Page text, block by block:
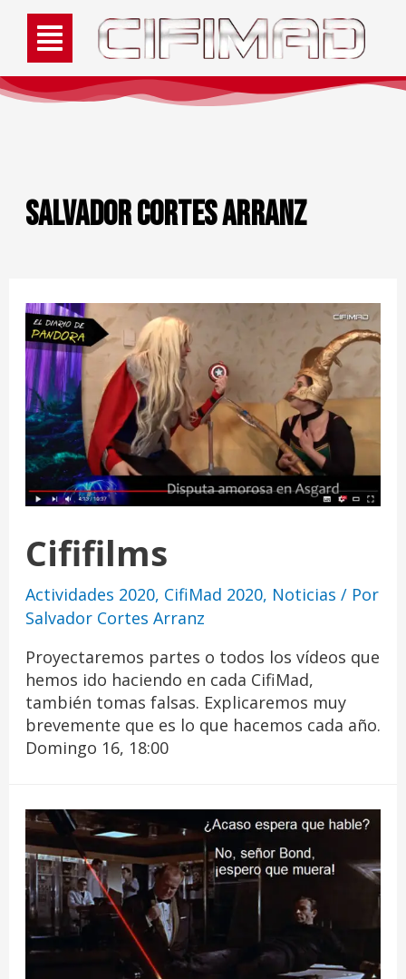
Salvador Cortes Arranz
Cififilms
Actividades 2020, CifiMad 2020, Noticias / Por
Salvador Cortes Arranz
Proyectaremos partes o todos los vídeos que
hemos ido haciendo en cada CifiMad,
también tomas falsas. Explicaremos muy
brevemente que es lo que hacemos cada año.
Domingo 16, 18:00